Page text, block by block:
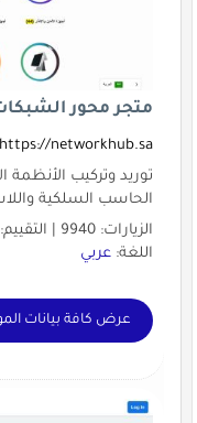
متجر محور الشبكات
https://networkhub.sa/
توريد وتركيب الأنظمة
الحاسب السلكية
الزيارات: 9940 | التقييم: 0 | المقيّمين: 0 | الدولة:
اللغة: عربي
عرض كافة بيانات